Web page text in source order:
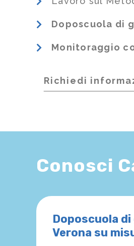
Doposcuola di
Monitoraggio
Richiedi
Conosci
Doposcuola di
Verona su